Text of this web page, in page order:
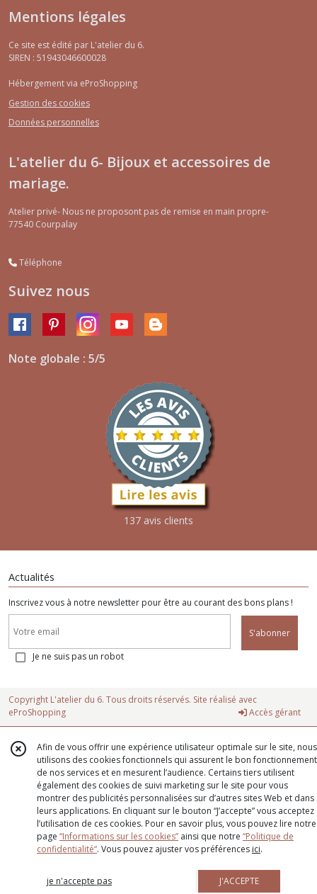
Mentions légales
Ce site est édité par L'atelier du 6.
SIREN : 51943046600028
Hébergement via eProShopping
Gestion des cookies
Données personnelles
L'atelier du 6- Bijoux et accessoires de
mariage.
Atelier privé- Nous ne proposont pas de remise en main propre-
77540 Courpalay
Téléphone
Suivez nous
Note globale : 5/5
137 avis clients
Actualités
Inscrivez vous à notre newsletter pour être au courant des bons plans !
S'abonner
Je ne suis pas un robot
Copyright L'atelier du 6. Tous droits réservés. Site réalisé avec
eProShopping
Accès gérant
Afin de vous offrir une expérience utilisateur optimale sur le site, nous
utilisons des cookies fonctionnels qui assurent le bon fonctionnement
de nos services et en mesurent l’audience. Certains tiers utilisent
également des cookies de suivi marketing sur le site pour vous
montrer des publicités personnalisées sur d’autres sites Web et dans
leurs applications. En cliquant sur le bouton “J’accepte” vous acceptez
l’utilisation de ces cookies. Pour en savoir plus, vous pouvez lire notre
page “Informations sur les cookies” ainsi que notre “Politique de
confidentialité“. Vous pouvez ajuster vos préférences ici.
je n'accepte pas J'ACCEPTE